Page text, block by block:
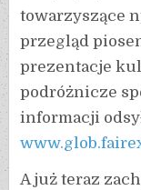
towarzyszące
przegląd
prezentacje
podróżnicze
informacji
A już teraz